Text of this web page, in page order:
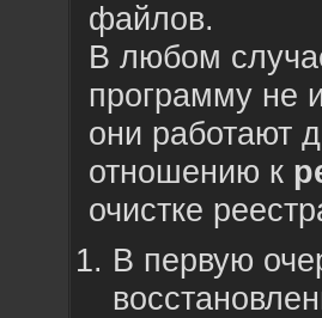
файлов.
В любом
программу не
они работают
отношению к
очистке
В первую
восстанов